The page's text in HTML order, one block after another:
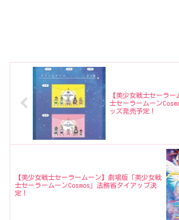
【美少女戦士セーラ
士セーラームーン
ッズ発売予定！
【美少女戦士セーラームーン】劇場版「美少女戦
士セーラームーンCosmos」法務省タイアップ決
定！